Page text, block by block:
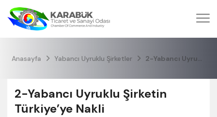
Anasayfa Yabancı Uyruklu Şirketler 2-Yabancı Uyruklu Şirketin Türkiye’ye Nakli
2-Yabancı Uyruklu Şirketin
Türkiye’ye Nakli